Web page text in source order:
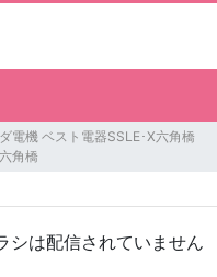
電機 ベスト電器SSLE･X六角橋
角橋
シは配信されていません